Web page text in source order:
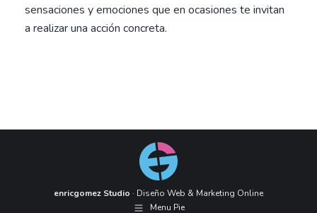
sensaciones y emociones que en ocasiones te invitan
a realizar una acción concreta.
enricgomez Studio · Diseño Web & Marketing Online
Menu Pie